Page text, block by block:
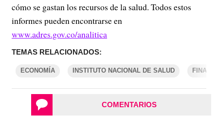
cómo se gastan los recursos de la salud. Todos estos
informes pueden encontrarse en
www.adres.gov.co/analitica
TEMAS RELACIONADOS:
ECONOMÍA INSTITUTO NACIONAL DE SALUD
COMENTARIOS